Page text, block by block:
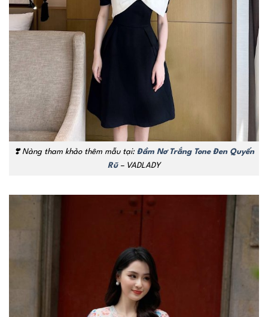
❣️Nàng tham khảo thêm mẫu tại: Đầm Nơ Trắng Tone Đen Quyến
Rũ– VADLADY